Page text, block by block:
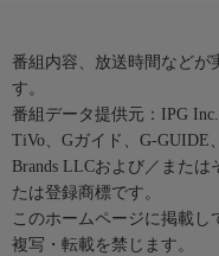
番組内容、放送時間などが
す。
番組データ提供元：IPG Inc.
TiVo、Gガイド、G-GUIDE
Brands LLCおよび／また
たは登録商標です。
このホームページに掲載
複写・転載を禁じます。